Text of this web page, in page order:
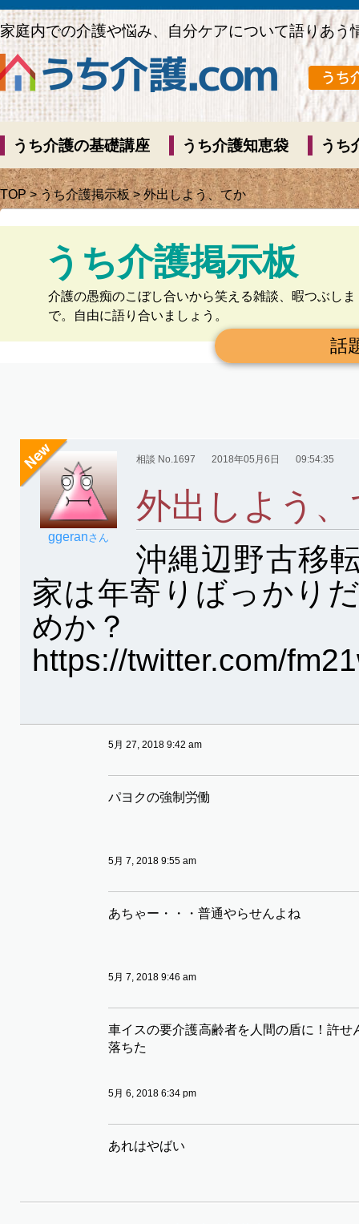
家庭内での介護や悩み、自分ケアについて語りあう
うち介護の基礎講座 うち介護知恵袋 うち
TOP>うち介護掲示板> 外出しよう、てか
うち介護掲示板
介護の愚痴のこぼし合いから笑える雑談、暇つぶしま
で。自由に語り合いましょう。
話
ggeranさん
相談 No.1697 2018年05月6日 09:54:35
外出しよう
沖縄辺野古移
家は年寄りばっかり
めか？
https://twitter.com/
5月 27, 2018 9:42 am
パヨクの強制労働
5月 7, 2018 9:55 am
あちゃー・・・普通やらせんよね
5月 7, 2018 9:46 am
車イスの要介護高齢者を人間の盾に！許せ
落ちた
5月 6, 2018 6:34 pm
あれはやばい